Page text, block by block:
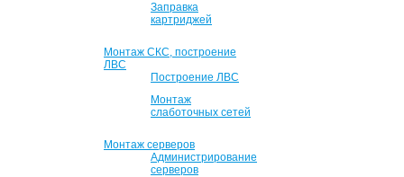
Заправка
картриджей
Монтаж СКС, построение
ЛВС
Построение ЛВС
Монтаж
слаботочных сетей
Монтаж серверов
Администрирование
серверов